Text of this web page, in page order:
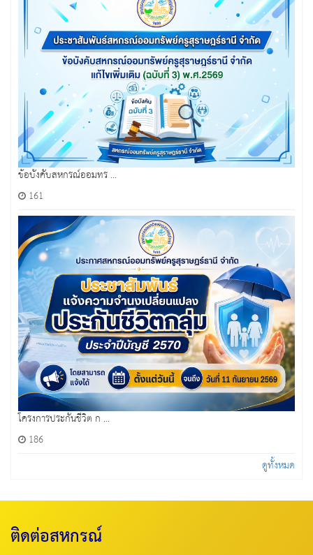
ข้อบังคับสหกรณ์ออมทร ...
161
โครงการประกันชีวิต ก ...
186
ดูทั้งหมด
ติดต่อสหกรณ์